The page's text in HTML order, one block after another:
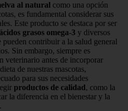
al natural como una opción
es fundamental considerar sus
Este producto se destaca por ser
ácidos grasos omega-3 y diversos
contribuir a la salud general
Sin embargo, siempre es
veterinario antes de incorporar
de nuestras mascotas,
para sus necesidades
productos de calidad , como la
la diferencia en el bienestar y la